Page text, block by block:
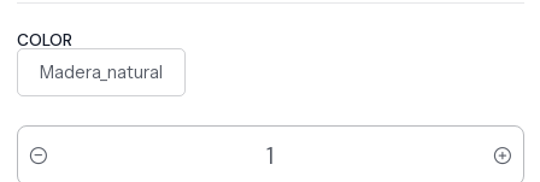
COLOR
Madera_natural
Cantidad